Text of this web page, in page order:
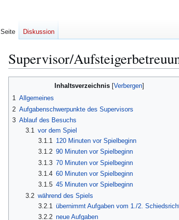
Supervisor/
springen
springen
Inhaltsverzeichnis
1 Allgemeines
2 Aufgabenschwerpunkte des Supervisors
3 Ablauf des Besuchs
3.1 vor dem Spiel
3.1.1 120 Minuten vor Spielbeginn
3.1.2 90 Minuten vor Spielbeginn
3.1.3 70 Minuten vor Spielbeginn
3.1.4 60 Minuten vor Spielbeginn
3.1.5 45 Minuten vor Spielbeginn
3.2 während des Spiels
3.2.1
übernimmt Aufgaben vom 1./2.
3.2.2 neue Aufgaben
Seite Diskussion